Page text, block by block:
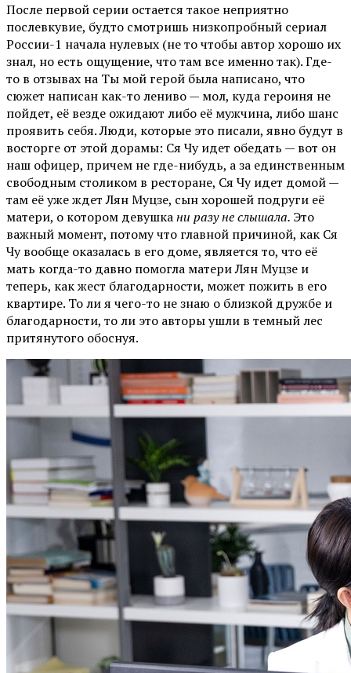
После первой серии остается такое неприятно
послевкувие, будто смотришь низкопробный сериал
России-1 начала нулевых (не то чтобы автор хорошо их
знал, но есть ощущение, что там все именно так). Где-
то в отзывах на Ты мой герой была написано, что
сюжет написан как-то лениво — мол, куда героиня не
пойдет, её везде ожидают либо её мужчина, либо шанс
проявить себя. Люди, которые это писали, явно будут в
восторге от этой дорамы: Ся Чу идет обедать — вот он
наш офицер, причем не где-нибудь, а за единственным
свободным столиком в ресторане, Ся Чу идет домой —
там её уже ждет Лян Муцзе, сын хорошей подруги её
матери, о котором девушкани разу не слышала. Это
важный момент, потому что главной причиной, как Ся
Чу вообще оказалась в его доме, является то, что её
мать когда-то давно помогла матери Лян Муцзе и
теперь, как жест благодарности, может пожить в его
квартире. То ли я чего-то не знаю о близкой дружбе и
благодарности, то ли это авторы ушли в темный лес
притянутого обоснуя.